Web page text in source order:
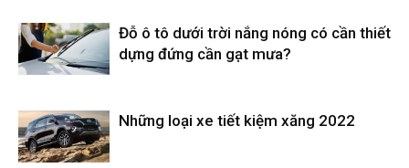
Đỗ ô tô dưới trời nắng nóng có cần thiết
dựng đứng cần gạt mưa?
Những loại xe tiết kiệm xăng 2022